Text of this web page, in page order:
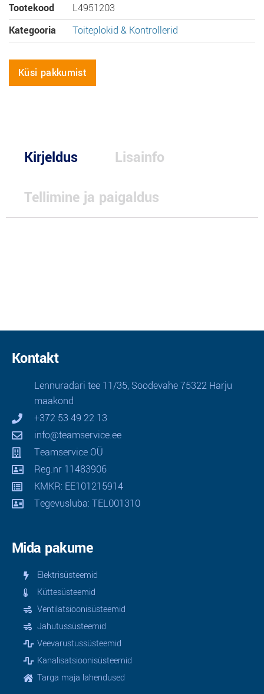
Tootekood
L4951203
Kategooria
Toiteplokid & Kontrollerid
Küsi pakkumist
Kirjeldus Lisainfo
Tellimine ja paigaldus
Kontakt
Lennuradari tee 11/35, Soodevahe 75322 Harju
maakond
+372 53 49 22 13
info@teamservice.ee
Teamservice OÜ
Reg.nr 11483906
KMKR: EE101215914
Tegevusluba: TEL001310
Mida pakume
Elektrisüsteemid
Küttesüsteemid
Ventilatsioonisüsteemid
Jahutussüsteemid
Veevarustussüsteemid
Kanalisatsioonisüsteemid
Targa maja lahendused